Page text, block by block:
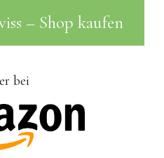
– Shop kaufen
bei